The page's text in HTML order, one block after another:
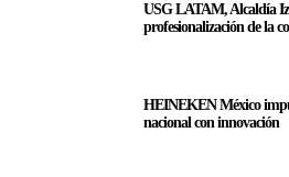
USG LATAM, Alcaldía
profesionalización de la
HEINEKEN México
nacional con innovación